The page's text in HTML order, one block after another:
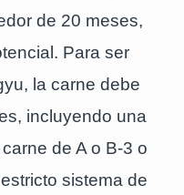
de 20 meses,
Para ser
la carne debe
incluyendo una
de A o B-3 o
sistema de